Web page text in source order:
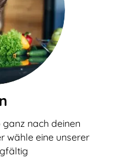
nach deinen
wähle eine unserer